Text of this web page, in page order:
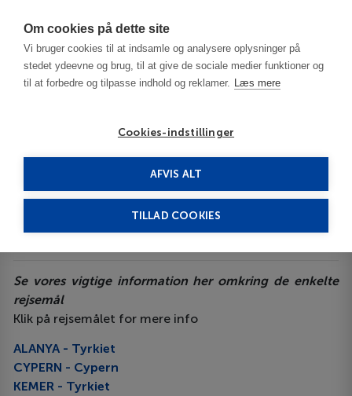
Om cookies på dette site
Vi bruger cookies til at indsamle og analysere oplysninger på
stedet ydeevne og brug, til at give de sociale medier funktioner og
til at forbedre og tilpasse indhold og reklamer. Læs mere
Cookies-indstillinger
AFVIS ALT
TILLAD COOKIES
Se vores vigtige information her omkring de enkelte
rejsemål
Klik på rejsemålet for mere info
ALANYA - Tyrkiet
CYPERN - Cypern
KEMER - Tyrkiet